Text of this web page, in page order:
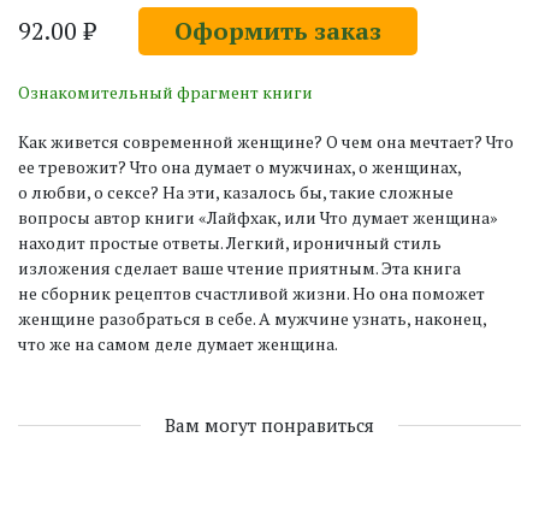
92.00 ₽ Оформить заказ
Ознакомительный фрагмент книги
Как живется современной женщине? О чем она мечтает? Что
ее тревожит? Что она думает о мужчинах, о женщинах,
о любви, о сексе? На эти, казалось бы, такие сложные
вопросы автор книги «Лайфхак, или Что думает женщина»
находит простые ответы. Легкий, ироничный стиль
изложения сделает ваше чтение приятным. Эта книга
не сборник рецептов счастливой жизни. Но она поможет
женщине разобраться в себе. А мужчине узнать, наконец,
что же на самом деле думает женщина.
Вам могут понравиться